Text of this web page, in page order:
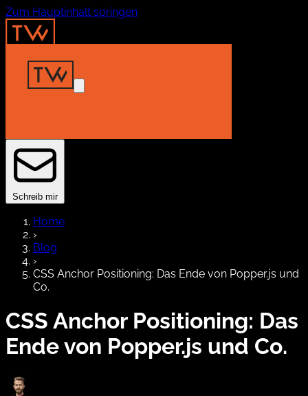
Zum Hauptinhalt springen
Home
Insights
Projekte
Schreib mir
Home
›
Blog
›
CSS Anchor Positioning: Das Ende von Popper.js und
Co.
CSS Anchor Positioning: Das
Ende von Popper.js und Co.